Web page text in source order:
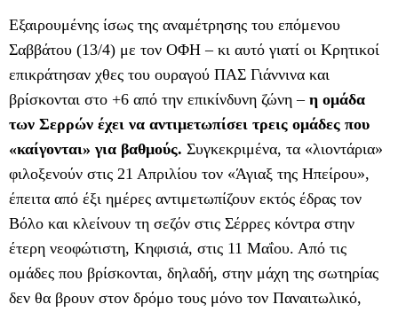
Εξαιρουμένης ίσως της αναμέτρησης του επόμενου
Σαββάτου (13/4) με τον ΟΦΗ – κι αυτό γιατί οι Κρητικοί
επικράτησαν χθες του ουραγού ΠΑΣ Γιάννινα και
βρίσκονται στο +6 από την επικίνδυνη ζώνη – η ομάδα
των Σερρών έχει να αντιμετωπίσει τρεις ομάδες που
«καίγονται» για βαθμούς. Συγκεκριμένα, τα «λιοντάρια»
φιλοξενούν στις 21 Απριλίου τον «Άγιαξ της Ηπείρου»,
έπειτα από έξι ημέρες αντιμετωπίζουν εκτός έδρας τον
Βόλο και κλείνουν τη σεζόν στις Σέρρες κόντρα στην
έτερη νεοφώτιστη, Κηφισιά, στις 11 Μαΐου. Από τις
ομάδες που βρίσκονται, δηλαδή, στην μάχη της σωτηρίας
δεν θα βρουν στον δρόμο τους μόνο τον Παναιτωλικό,